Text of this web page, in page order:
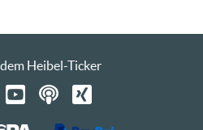
Heibel-Ticker